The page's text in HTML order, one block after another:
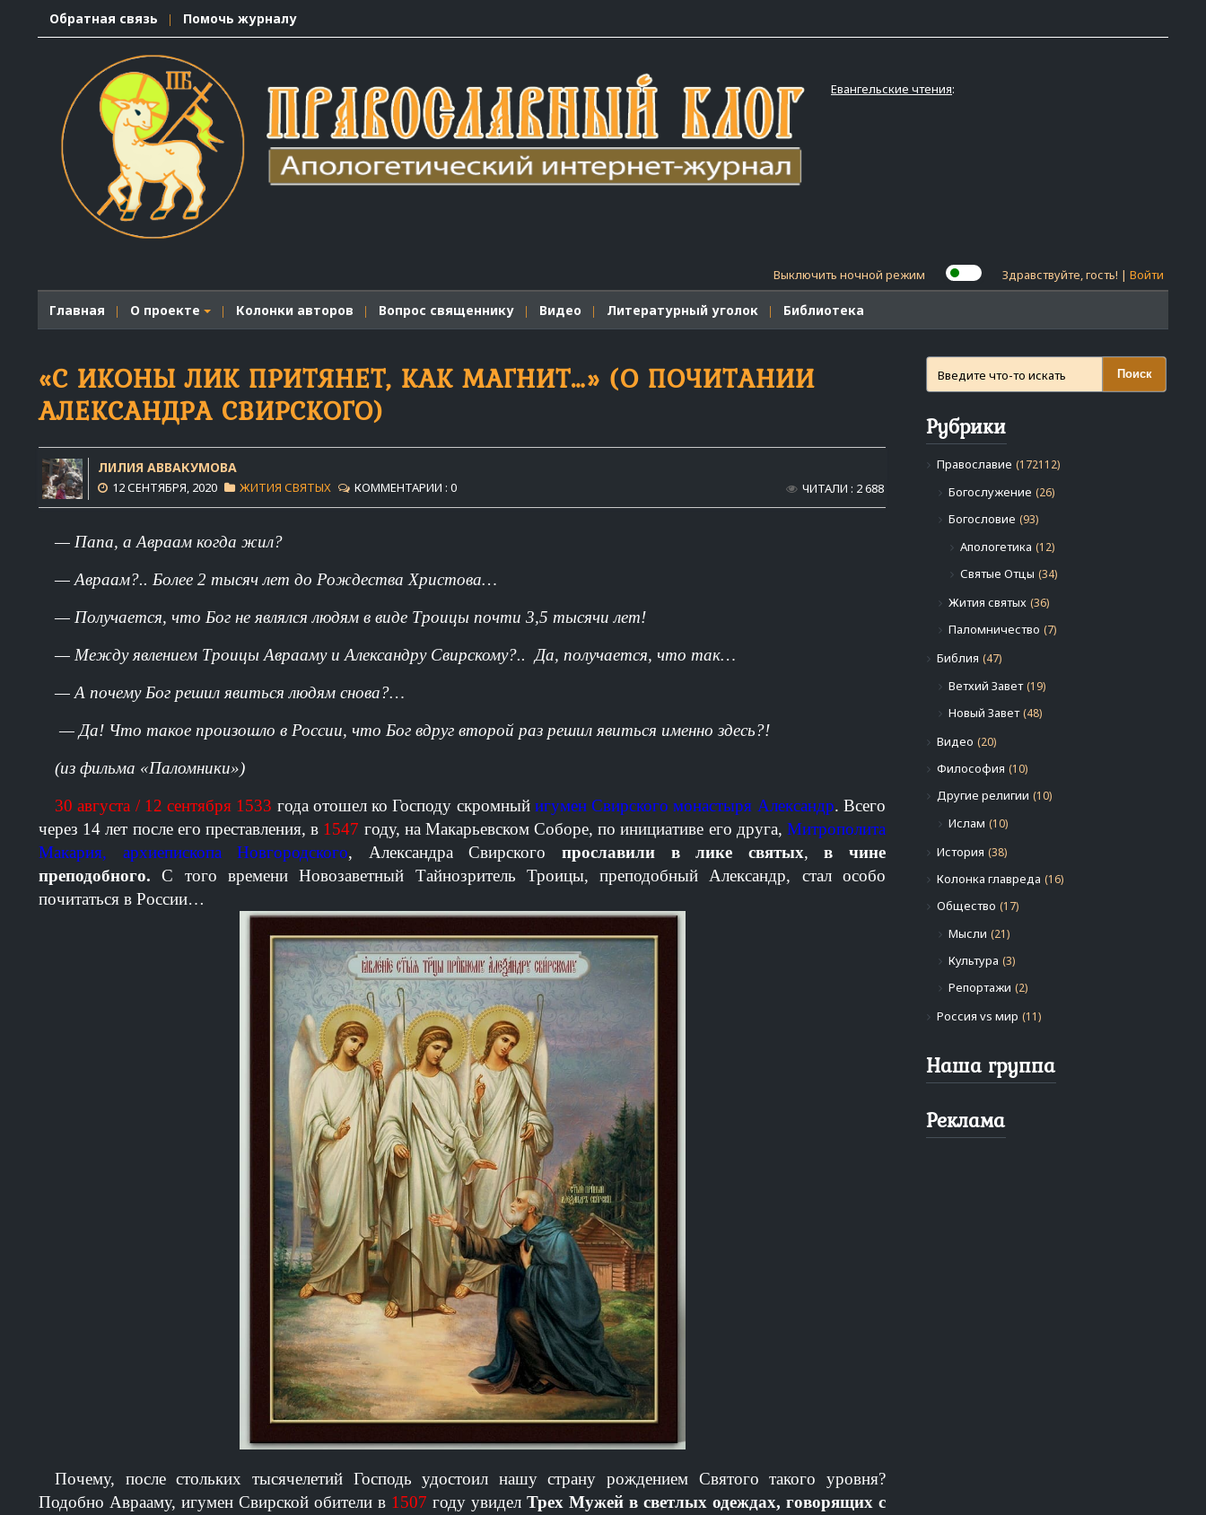
Обратная связь Помочь журналу
Евангельские чтения:
Выключить ночной режим Здравствуйте, гость! | Войти
Главная О проекте Колонки авторов Вопрос священнику Видео Литературный уголок Библиотека
«С ИКОНЫ ЛИК ПРИТЯНЕТ, КАК МАГНИТ…» (О ПОЧИТАНИИ
АЛЕКСАНДРА СВИРСКОГО)
ЛИЛИЯ АВВАКУМОВА
12 СЕНТЯБРЯ, 2020 ЖИТИЯ СВЯТЫХ КОММЕНТАРИИ : 0 ЧИТАЛИ : 2 688
— Папа, а Авраам когда жил?
— Авраам?.. Более 2 тысяч лет до Рождества Христова…
— Получается, что Бог не являлся людям в виде Троицы почти 3,5 тысячи лет!
— Между явлением Троицы Аврааму и Александру Свирскому?.. Да, получается, что так…
— А почему Бог решил явиться людям снова?…
— Да! Что такое произошло в России, что Бог вдруг второй раз решил явиться именно здесь?!
(из фильма «Паломники»)
30 августа / 12 сентября 1533 года отошел ко Господу скромный игумен Свирского монастыря Александр. Всего
через 14 лет после его преставления, в 1547 году, на Макарьевском Соборе, по инициативе его друга, Митрополита
Макария, архиепископа Новгородского, Александра Свирскогопрославили в лике святых,в чине
преподобного. С того времени Новозаветный Тайнозритель Троицы, преподобный Александр, стал особо
почитаться в России…
Почему, после стольких тысячелетий Господь удостоил нашу страну рождением Святого такого уровня?
Подобно Аврааму, игумен Свирской обители в 1507 году увидел Трех Мужей в светлых одеждах, говорящих с
Поиск
Рубрики
Православие (172112)
Богослужение (26)
Богословие (93)
Апологетика (12)
Святые Отцы (34)
Жития святых (36)
Паломничество (7)
Библия (47)
Ветхий Завет (19)
Новый Завет (48)
Видео (20)
Философия (10)
Другие религии (10)
Ислам (10)
История (38)
Колонка главреда (16)
Общество (17)
Мысли (21)
Культура (3)
Репортажи (2)
Россия vs мир (11)
Наша группа
Реклама